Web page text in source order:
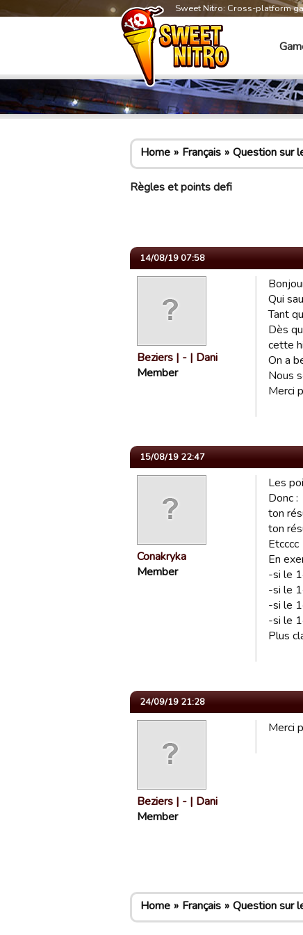
Sweet Nitro: Cross-platform
Home Français Question sur
Règles et points defi
14/08/19 07:58
Beziers | - | Dani
Member
Qui
Tant
Dès
cette
On a
Nous
Merci
15/08/19 22:47
Conakryka
Member
Les
Donc :
ton
ton
Etcccc
En
-si le
-si le
-si le
-si le
Plus
24/09/19 21:28
Beziers | - | Dani
Member
Merci
Home Français Question sur